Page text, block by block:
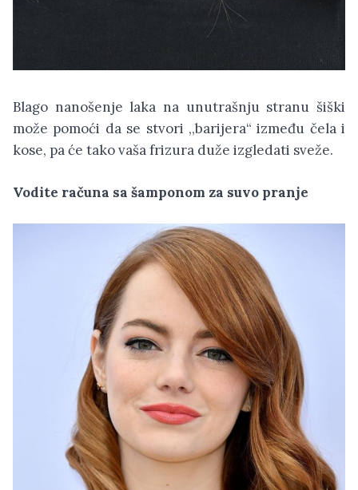
Blago nanošenje laka na unutrašnju stranu šiški
može pomoći da se stvori ,,barijera“ između čela i
kose, pa će tako vaša frizura duže izgledati sveže.
Vodite računa sa šamponom za suvo pranje